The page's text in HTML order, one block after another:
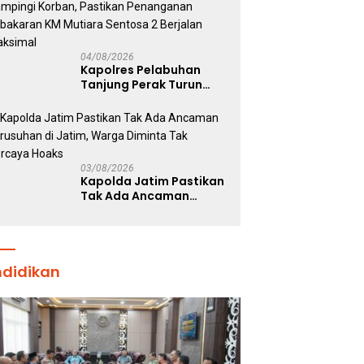
Kepolisian
04/08/2026
Kapolres Pelabuhan
Tanjung Perak Turun
Pastikan Penanganan
Kebakaran KM Mutiara
Sentosa 2 Berjalan
03/08/2026
Kapolda Jatim Pastikan
Tak Ada Ancaman